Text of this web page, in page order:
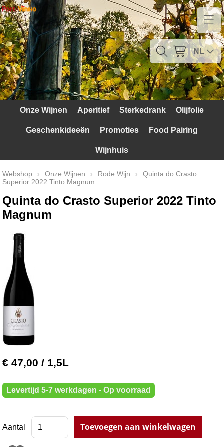
Home
Contact
Mijn account
Verzendkosten
NL
Onze Wijnen Aperitief Sterkedrank Olijfolie
Geschenkideeën Promoties Food Pairing
Wijnhuis
Webshop › Onze Wijnen › Rode Wijn ›
Quinta do Crasto
Superior 2022 Tinto Magnum
Quinta do Crasto Superior 2022 Tinto
Magnum
€ 47,00 / 1,5L
Levertijd 5-7 werkdagen - Op voorraad
Aantal